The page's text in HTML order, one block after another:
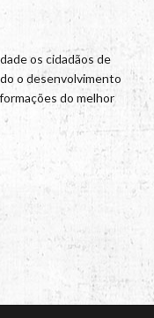
os cidadãos de
o desenvolvimento
do melhor